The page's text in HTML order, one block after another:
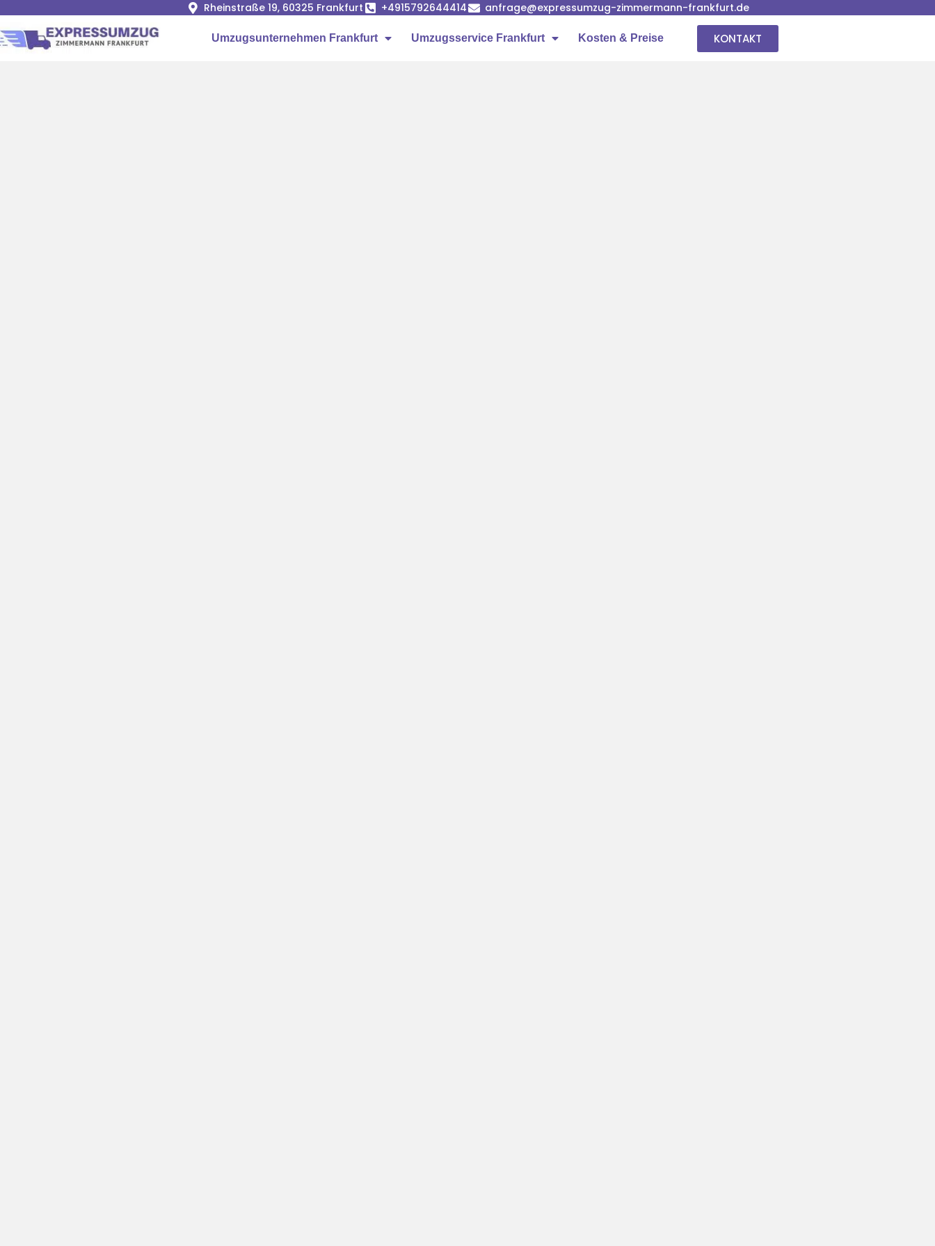
Rheinstraße 19, 60325 Frankfurt +4915792644414 anfrage@expressumzug-zimmermann-frankfurt.de
Umzugsunternehmen Frankfurt Umzugsservice Frankfurt Kosten & Preise KONTAKT